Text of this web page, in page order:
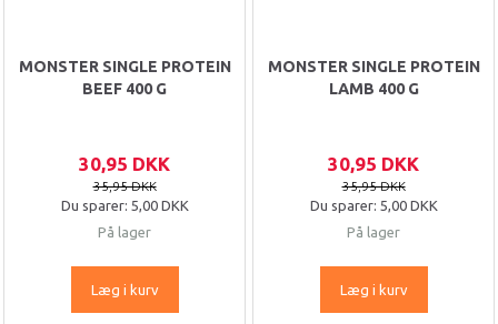
MONSTER SINGLE PROTEIN
BEEF 400 G
30,95 DKK
35,95 DKK
Du sparer: 5,00 DKK
På lager
Læg i kurv
MONSTER SINGLE PROTEIN
LAMB 400 G
30,95 DKK
35,95 DKK
Du sparer: 5,00 DKK
På lager
Læg i kurv